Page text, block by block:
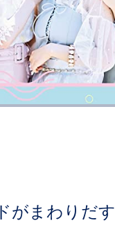
がまわりだす